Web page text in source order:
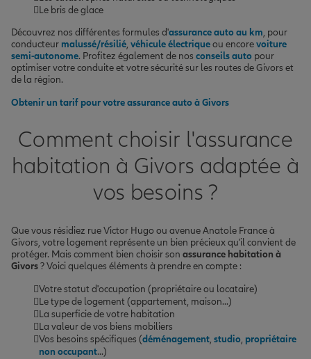
Le bris de glace
Découvrez nos différentes formules d'assurance auto au km, pour
conducteur malussé/résilié, véhicule électriqueou encorevoiture
semi-autonome. Profitez également de nos conseils auto pour
optimiser votre conduite et votre sécurité sur les routes de Givors et
de la région.
Obtenir un tarif pour votre assurance auto à Givors
Comment choisir l'assurance
habitation à Givors adaptée à
vos besoins ?
Que vous résidiez rue Victor Hugo ou avenue Anatole France à
Givors, votre logement représente un bien précieux qu'il convient de
protéger. Mais comment bien choisir son assurance habitation à
Givors? Voici quelques éléments à prendre en compte :
Votre statut d'occupation (propriétaire ou locataire)
Le type de logement (appartement, maison...)
La superficie de votre habitation
La valeur de vos biens mobiliers
Vos besoins spécifiques (déménagement, studio, propriétaire
non occupant...)